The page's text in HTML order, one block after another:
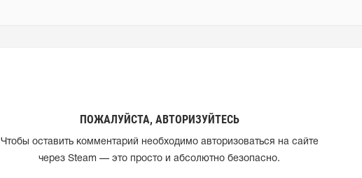
ПОЖАЛУЙСТА, АВТОРИЗУЙТЕСЬ
Чтобы оставить комментарий необходимо авторизоваться на сайте
через Steam — это просто и абсолютно безопасно.